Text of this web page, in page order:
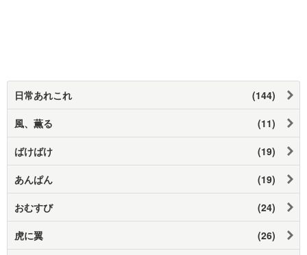
日常あれこれ (144)
風、薫る (11)
ばけばけ (19)
あんぱん (19)
おむすび (24)
虎に翼 (26)